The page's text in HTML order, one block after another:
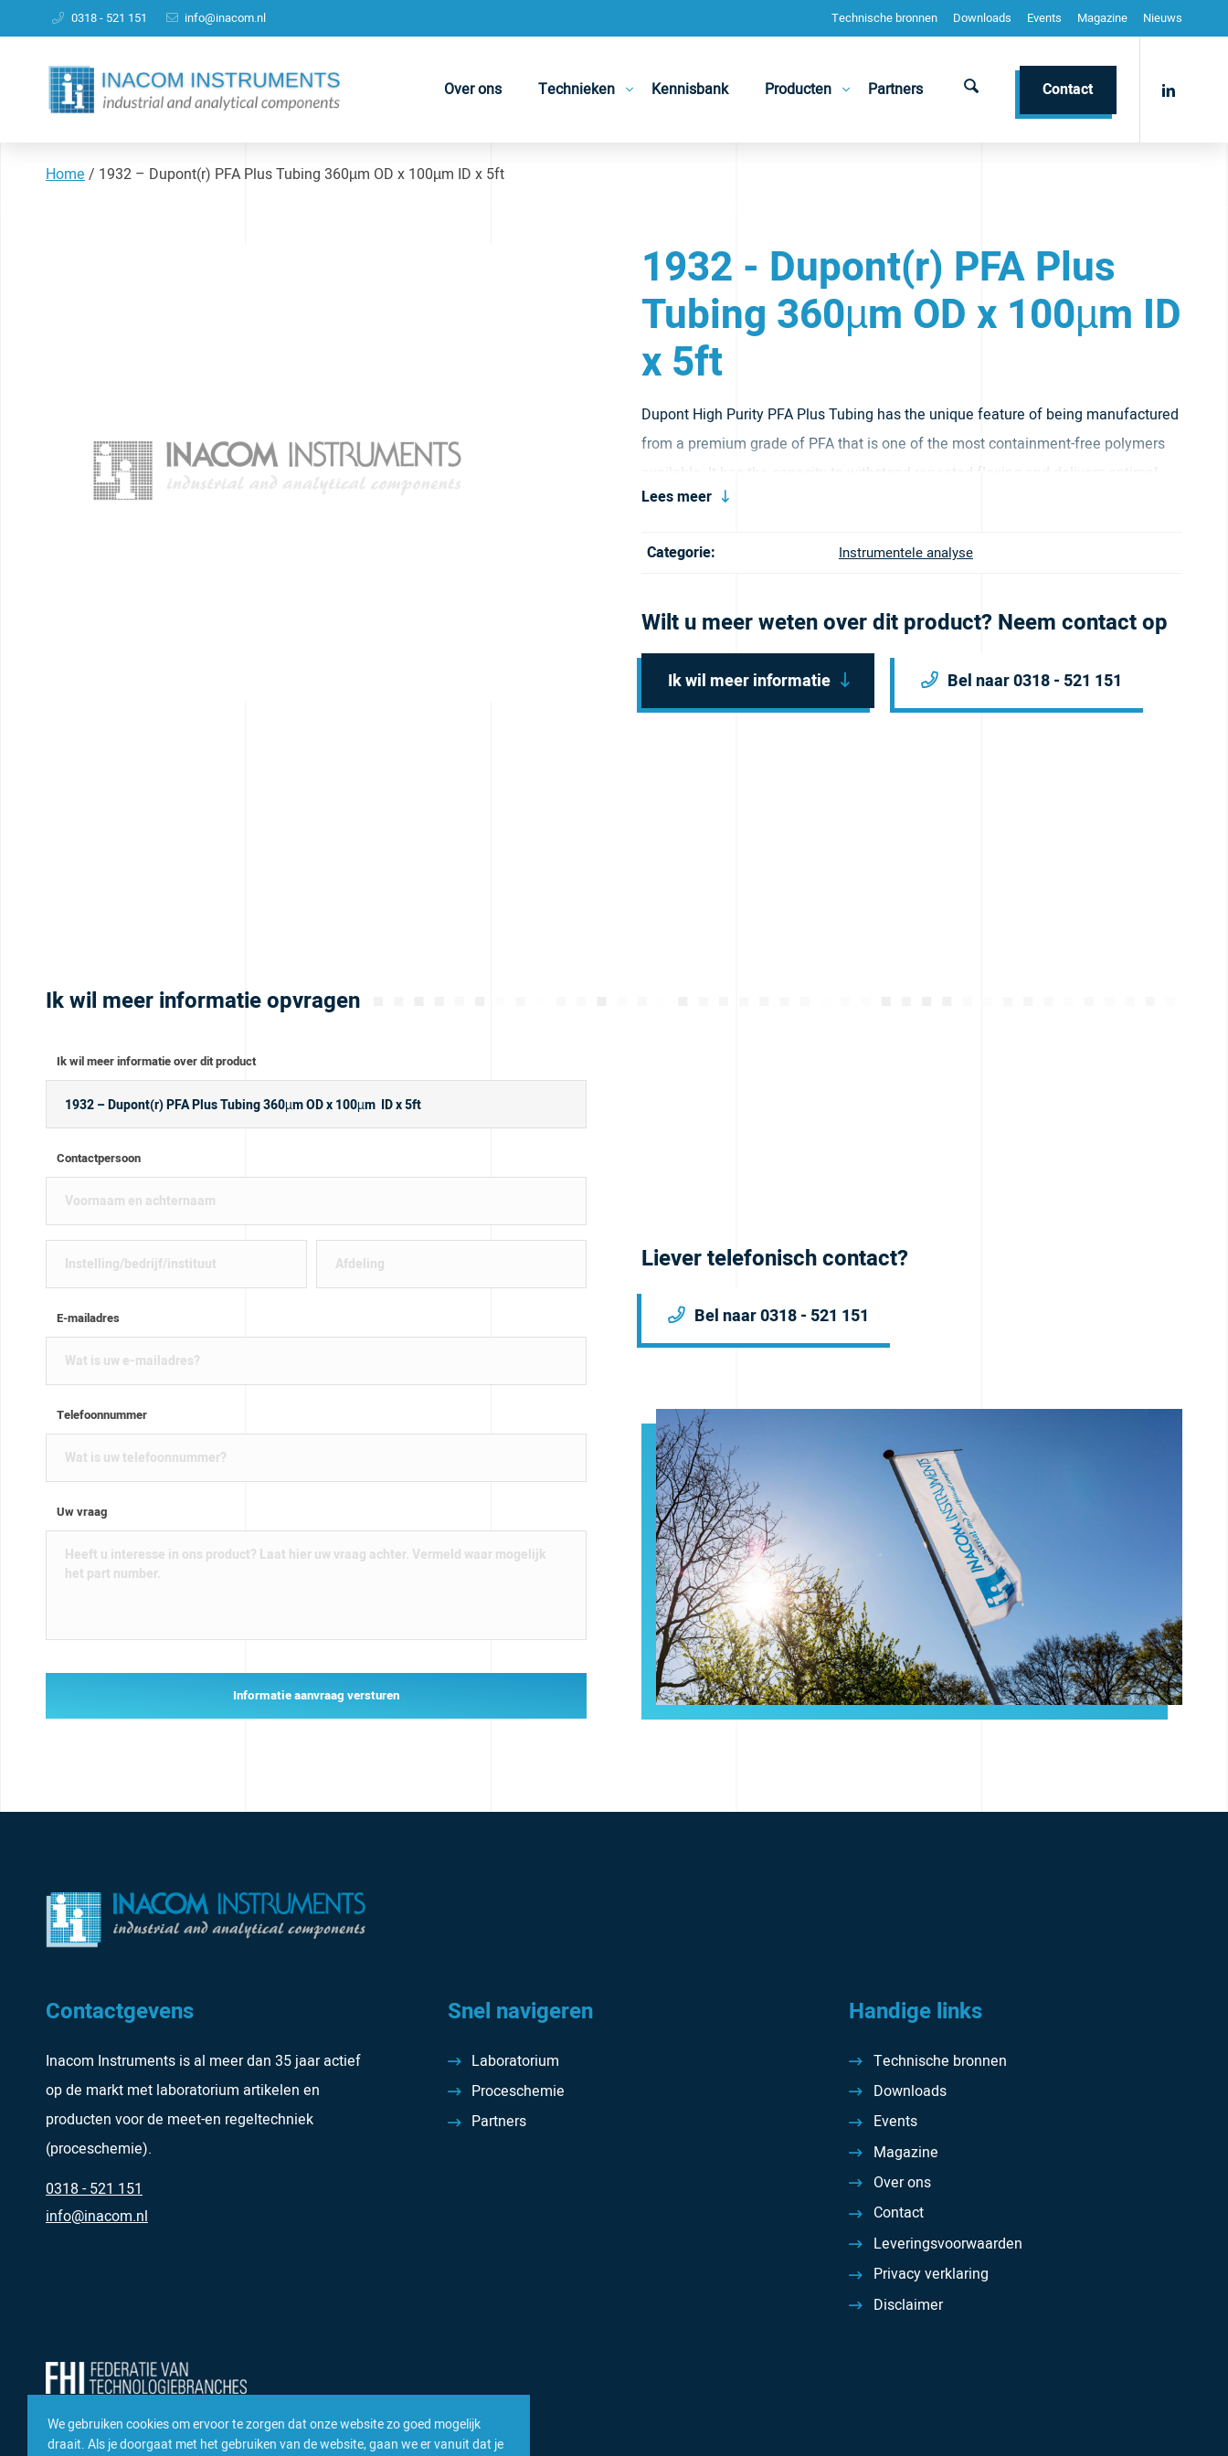
Technische bronnen Downloads Events Magazine Nieuws
0318 - 521 151 info@inacom.nl
Over ons Technieken Kennisbank Producten Partners Contact
Home/ 1932 – Dupont(r) PFA Plus Tubing 360µm OD x 100µm ID x 5ft
1932 - Dupont(r) PFA Plus
Tubing 360µm OD x 100µm ID
x 5ft
Dupont High Purity PFA Plus Tubing has the unique feature of being manufactured
from a premium grade of PFA that is one of the most containment-free polymers
available. It has the capacity to withstand repeated flexing and delivers optimal
resistance to stress cracking. It comes in natural color.
Lees meer
Categorie: Instrumentele analyse
Wilt u meer weten over dit product? Neem contact op
Ik wil meer informatie Bel naar 0318 - 521 151
Ik wil meer informatie opvragen
Ik wil meer informatie over dit product
Contactpersoon
E-mailadres
Telefoonnummer
Uw vraag
Informatie aanvraag versturen
Liever telefonisch contact?
Bel naar 0318 - 521 151
Contactgevens
Inacom Instruments is al meer dan 35 jaar actief
op de markt met laboratorium artikelen en
producten voor de meet-en regeltechniek
(proceschemie).
0318 - 521 151
info@inacom.nl
Snel navigeren
Laboratorium
Proceschemie
Partners
Handige links
Technische bronnen
Downloads
Events
Magazine
Over ons
Contact
Leveringsvoorwaarden
Privacy verklaring
Disclaimer
We gebruiken cookies om ervoor te zorgen dat onze website zo goed mogelijk
draait. Als je doorgaat met het gebruiken van de website, gaan we er vanuit dat je